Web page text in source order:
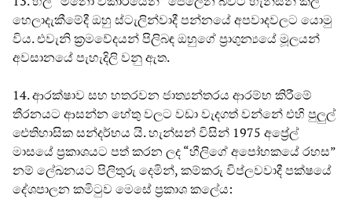
හෙලාදැකීමේදී ඔහු ස්ටැලින්වාදී පන්නයේ අපවාදවලට යොමු
විය. එවැනි ක්‍රමවේදයන් පිලිබඳ ඔහුගේ ප්‍රාගුන්‍යයේ මූලයන්
අවසානයේ පැහැදිලි වනු ඇත.
14. ආරක්ෂාව සහ හතරවන ජාත්‍යන්තරය ආරම්භ කිරීමේ
තීරනයට ආසන්න හේතු වලට වඩා වැදගත් වන්නේ එහි පුලුල්
ඓතිහාසික සන්දර්භය යි. හැන්සන් විසින් 1975 අප්‍රේල්
මාසයේ ප්‍රකාශයට පත් කරන ලද “හීලිගේ අපෝහකයේ රහස”
නම් ලේඛනයට පිලිතුරු දෙමින්, කම්කරු විප්ලවවාදී පක්ෂයේ
දේශපාලන කමිටුව මෙසේ ප්‍රකාශ කලේය: